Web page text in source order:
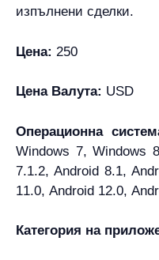
изпълнени сделки.
Цена: 250
Цена Валута: USD
Операционна
Windows 7, Windows
7.1.2, Android 8.1,
11.0, Android 12.0,
Категория на